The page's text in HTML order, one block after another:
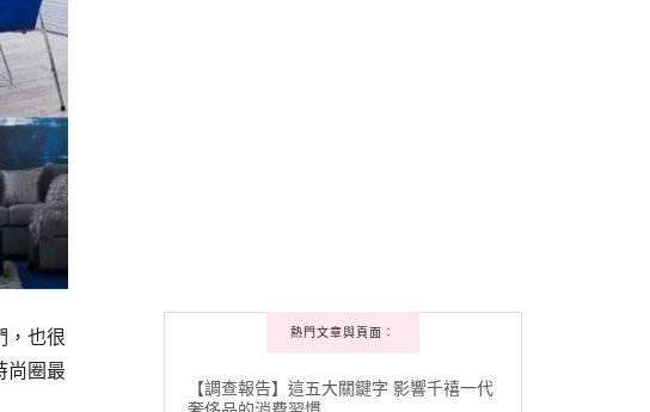
，也很
尚圈最
熱門文章與頁面︰
【調查報告】這五大關鍵字 影響千禧一代